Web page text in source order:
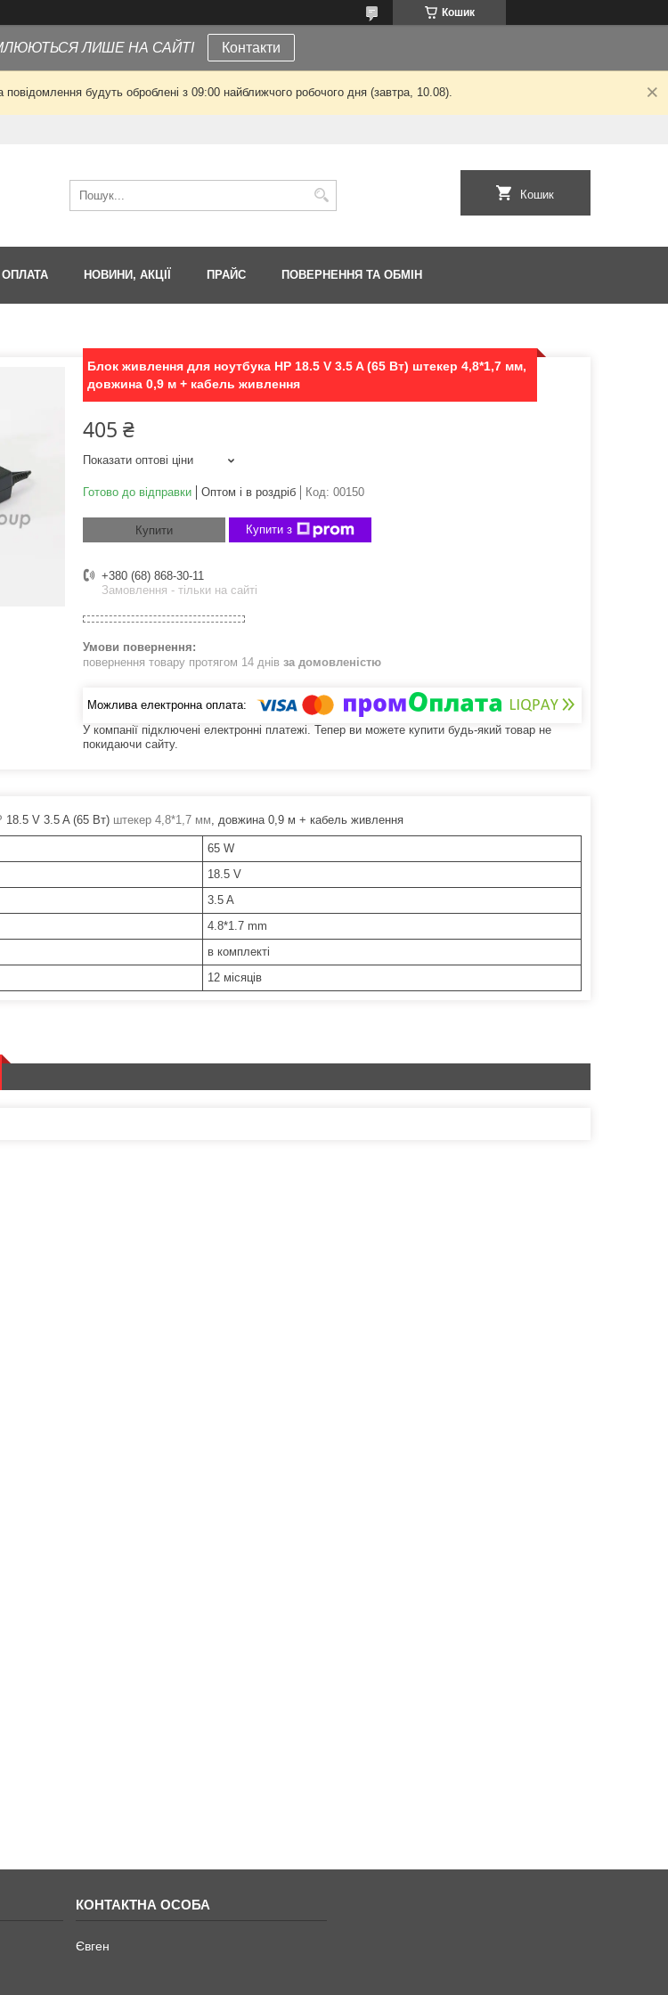
Кошик
ЛИШЕ НА САЙТІ Контакти
будуть оброблені з 09:00 найближчого робочого дня (завтра, 10.08).
Кошик
ОПЛАТА НОВИНИ, АКЦІЇ ПРАЙС ПОВЕРНЕННЯ ТА ОБМІН
Блок живлення для ноутбука HP 18.5 V 3.5 A (65 Вт) штекер 4,8*1,7 мм,
довжина 0,9 м + кабель живлення
405 ₴
Показати оптові ціни
Готово до відправки Оптом і в роздріб Код: 00150
Купити Купити з
+380 (68) 868-30-11
Замовлення - тільки на сайті
повернення товару протягом 14 днів за домовленістю
У компанії підключені електронні платежі. Тепер ви можете купити будь-який товар не
покидаючи сайту.
18.5 V 3.5 A (65 Вт) штекер 4,8*1,7 мм , довжина 0,9 м + кабель живлення
65 W
18.5 V
3.5 A
4.8*1.7 mm
в комплекті
12 місяців
Євген